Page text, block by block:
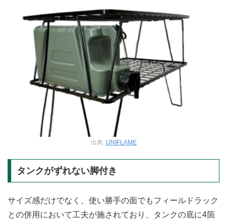
出典: UNIFLAME
タンクがずれない脚付き
サイズ感だけでなく、使い勝手の面でもフィールドラック
との併用において工夫が施されており、タンクの底に4箇